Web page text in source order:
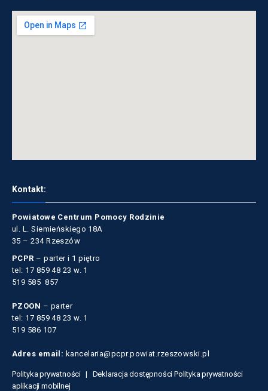
Kontakt:
Powiatowe Centrum Pomocy Rodzinie
ul. L. Siemieńskiego 18A
35 – 234 Rzeszów
PCPR – parter i 1 piętro
tel: 17 859 48 23 w. 1
519 585 857
PZOON – parter
tel: 17 859 48 23 w. 1
519 586 107
Adres email: kancelaria@pcpr.powiat.rzeszowski.pl
Polityka prywatności | Deklaracja dostępności Polityka prywatności
aplikacji mobilnej